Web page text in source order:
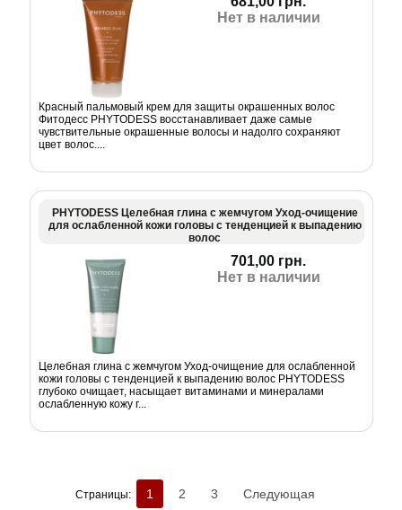
Нет в наличии
Красный пальмовый крем для защиты окрашенных волос
Фитодесс PHYTODESS восстанавливает даже самые
чувствительные окрашенные волосы и надолго сохраняют
цвет волос....
PHYTODESS Целебная глина с жемчугом Уход-очищение
для ослабленной кожи головы с тенденцией к выпадению
волос
701,00 грн.
Нет в наличии
Целебная глина с жемчугом Уход-очищение для ослабленной
кожи головы с тенденцией к выпадению волос PHYTODESS
глубоко очищает, насыщает витаминами и минералами
ослабленную кожу г...
Страницы: 1 2 3 Следующая